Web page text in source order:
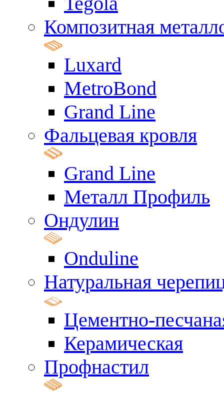
Композитная
Luxard
MetroBond
Grand Line
Фальцевая кровля
Grand Line
Металл Профиль
Ондулин
Onduline
Натуральная
Цементно-
Керамическая
Профнастил